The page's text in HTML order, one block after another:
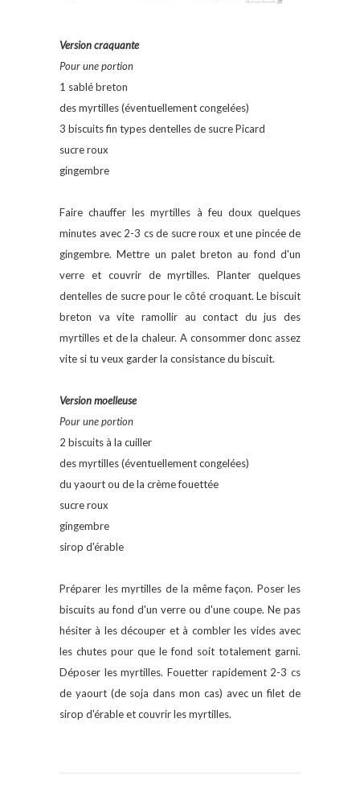
Version craquante
Pour une portion
1 sablé breton
des myrtilles (éventuellement congelées)
3 biscuits fin types dentelles de sucre Picard
sucre roux
gingembre
Faire chauffer les myrtilles à feu doux quelques
minutes avec 2-3 cs de sucre roux et une pincée de
gingembre. Mettre un palet breton au fond d'un
verre et couvrir de myrtilles. Planter quelques
dentelles de sucre pour le côté croquant. Le biscuit
breton va vite ramollir au contact du jus des
myrtilles et de la chaleur. A consommer donc assez
vite si tu veux garder la consistance du biscuit.
Version moelleuse
Pour une portion
2 biscuits à la cuiller
des myrtilles (éventuellement congelées)
du yaourt ou de la crème fouettée
sucre roux
gingembre
sirop d'érable
Préparer les myrtilles de la même façon. Poser les
biscuits au fond d'un verre ou d'une coupe. Ne pas
hésiter à les découper et à combler les vides avec
les chutes pour que le fond soit totalement garni.
Déposer les myrtilles. Fouetter rapidement 2-3 cs
de yaourt (de soja dans mon cas) avec un filet de
sirop d'érable et couvrir les myrtilles.